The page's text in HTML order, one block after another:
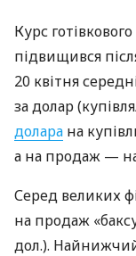
Курс
підвищився
20 квітня
за долар
долара на
а на продаж —
Серед великих
на продаж
дол.).